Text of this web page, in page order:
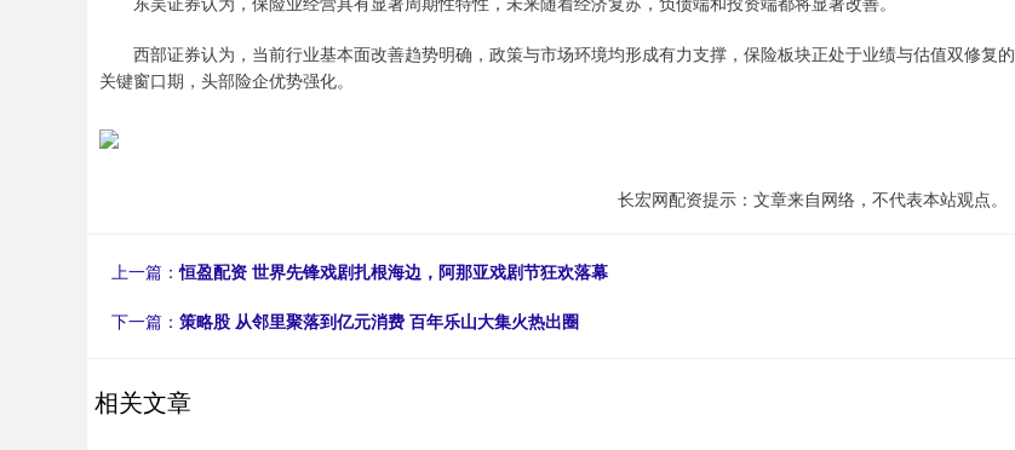
西部证券认为，当前行业基本面改善趋势明确，政策与市场环境均形成有力支撑，保险板块正处于业绩与估值双修复的
关键窗口期，头部险企优势强化。
长宏网配资提示：文章来自网络，不代表本站观点。
上一篇：恒盈配资 世界先锋戏剧扎根海边，阿那亚戏剧节狂欢落幕
下一篇： 策略股 从邻里聚落到亿元消费 百年乐山大集火热出圈
相关文章